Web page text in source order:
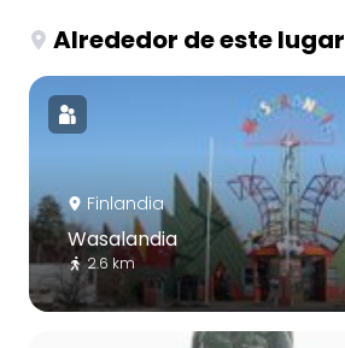
Alrededor de este lugar
Finlandia
Wasalandia
2.6 km